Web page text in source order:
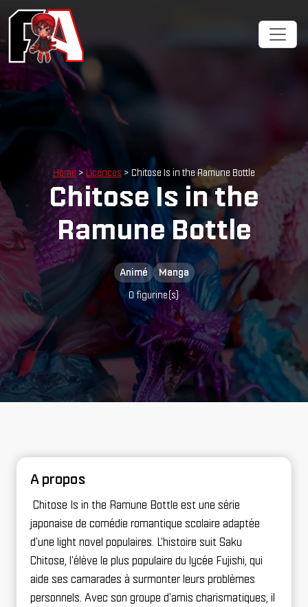
Home > Licences > Chitose Is in the Ramune Bottle
Chitose Is in the
Ramune Bottle
Animé
Manga
0 figurine(s)
A propos
Chitose Is in the Ramune Bottle est une série
japonaise de comédie romantique scolaire adaptée
d'une light novel populaires. L'histoire suit Saku
Chitose, l'élève le plus populaire du lycée Fujishi, qui
aide ses camarades à surmonter leurs problèmes
personnels. Avec son groupe d'amis charismatiques, il
Cookies management panel